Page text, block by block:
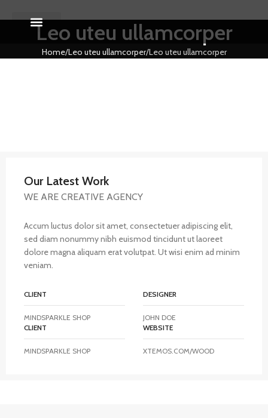
Leo uteu ullamcorper
Home Leo uteu ullamcorper Leo uteu ullamcorper
Our Latest Work
WE ARE CREATIVE AGENCY
Accum luctus dolor sit amet, consectetuer adipiscing elit,
sed diam nonummy nibh euismod tincidunt ut laoreet
dolore magna aliquam erat volutpat. Ut wisi enim ad minim
veniam.
CLIENT
MINDSPARKLE SHOP
DESIGNER
JOHN DOE
CLIENT
MINDSPARKLE SHOP
WEBSITE
XTEMOS.COM/WOOD